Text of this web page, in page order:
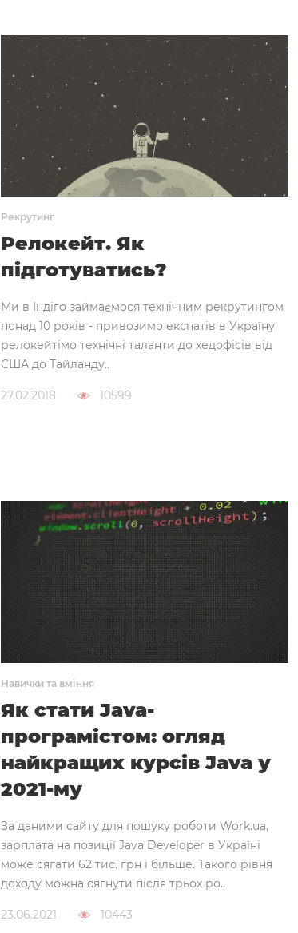
Рекрутинг
Релокейт. Як
підготуватись?
Ми в Індіго займаємося технічним рекрутингом
понад 10 років - привозимо експатів в Україну,
релокейтімо технічні таланти до хедофісів від
США до Тайланду..
27.02.2018 10599
Навички та вміння
Як стати Java-
програмістом: огляд
найкращих курсів Java у
2021-му
За даними сайту для пошуку роботи Work.ua,
зарплата на позиції Java Developer в Україні
може сягати 62 тис. грн і більше. Такого рівня
доходу можна сягнути після трьох ро..
23.06.2021 10443